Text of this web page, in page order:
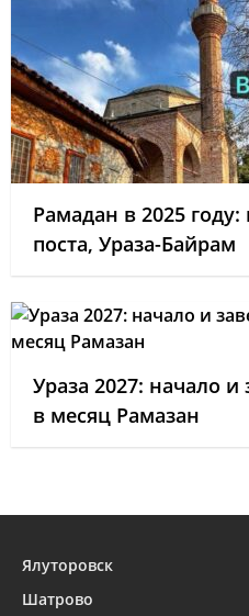
Рамадан в 2025
поста, Ураза-Байрам
Ураза 2027: начало
в месяц Рамазан
Ялуторовск
Шатрово